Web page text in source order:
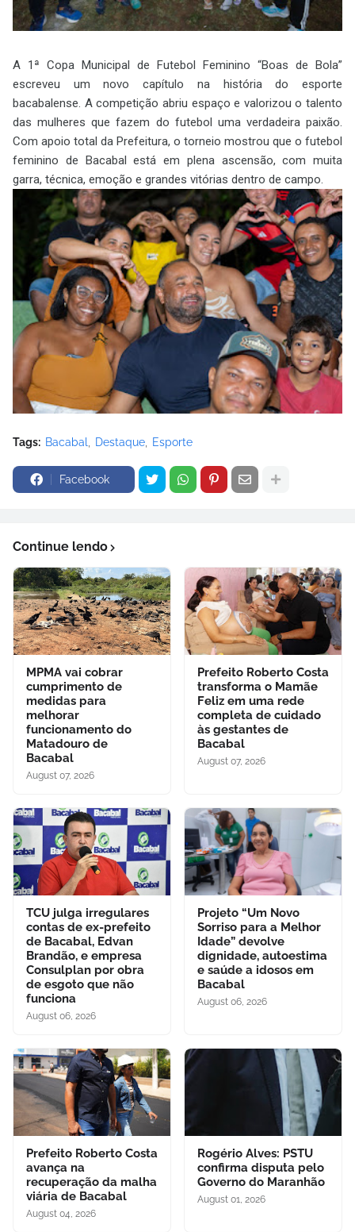
A 1ª Copa Municipal de Futebol Feminino “Boas de Bola”
escreveu um novo capítulo na história do esporte
bacabalense. A competição abriu espaço e valorizou o talento
das mulheres que fazem do futebol uma verdadeira paixão.
Com apoio total da Prefeitura, o torneio mostrou que o futebol
feminino de Bacabal está em plena ascensão, com muita
garra, técnica, emoção e grandes vitórias dentro de campo.
Tags: Bacabal Destaque Esporte
Facebook
Continue lendo
MPMA vai cobrar
cumprimento de
medidas para
melhorar
funcionamento do
Matadouro de
Bacabal
August 07, 2026
Prefeito Roberto Costa
transforma o Mamãe
Feliz em uma rede
completa de cuidado
às gestantes de
Bacabal
August 07, 2026
TCU julga irregulares
contas de ex-prefeito
de Bacabal, Edvan
Brandão, e empresa
Consulplan por obra
de esgoto que não
funciona
August 06, 2026
Projeto “Um Novo
Sorriso para a Melhor
Idade” devolve
dignidade, autoestima
e saúde a idosos em
Bacabal
August 06, 2026
Prefeito Roberto Costa
avança na
recuperação da malha
viária de Bacabal
August 04, 2026
Rogério Alves: PSTU
confirma disputa pelo
Governo do Maranhão
August 01, 2026